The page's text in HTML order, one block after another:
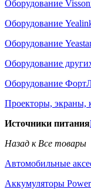
Оборудование
Оборудование
Оборудование
Оборудование
Оборудование
Проекторы, экраны,
Источники питания
Назад к Все товары
Автомобильные
Аккумуляторы